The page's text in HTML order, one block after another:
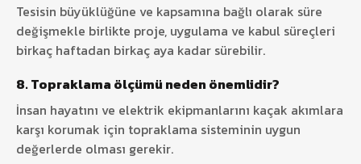
Tesisin büyüklüğüne ve kapsamına bağlı olarak süre
değişmekle birlikte proje, uygulama ve kabul süreçleri
birkaç haftadan birkaç aya kadar sürebilir.
8. Topraklama ölçümü neden önemlidir?
İnsan hayatını ve elektrik ekipmanlarını kaçak akımlara
karşı korumak için topraklama sisteminin uygun
değerlerde olması gerekir.